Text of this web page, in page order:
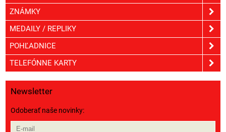
ZNÁMKY
MEDAILY / REPLIKY
POHĽADNICE
TELEFÓNNE KARTY
Newsletter
Odoberať naše novinky: